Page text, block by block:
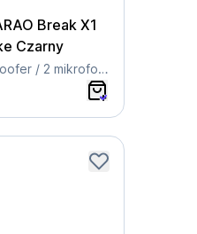
Break X1
Czarny
800W / 6,5" subwoofer / 2 mikrofony bezprzewodowe